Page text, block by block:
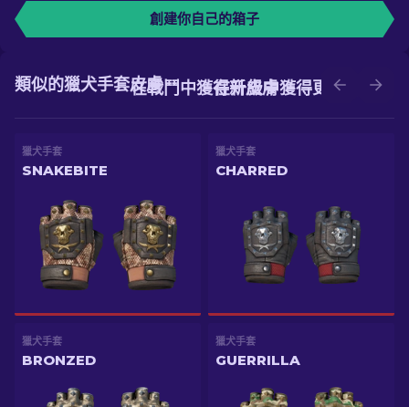
創建你自己的箱子
在升級中獲得更好的皮膚
在戰鬥中獲得新皮膚
類似的獵犬手套皮膚
獵犬手套
SNAKEBITE
獵犬手套
CHARRED
獵犬手套
BRONZED
獵犬手套
GUERRILLA